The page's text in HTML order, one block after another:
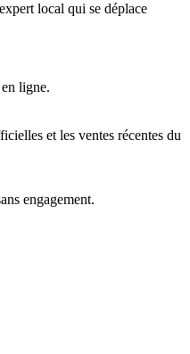
local qui se déplace
ligne.
et les ventes récentes du
engagement.